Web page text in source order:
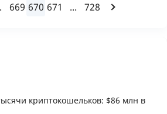
669 670 671 ... 728
криптокошельков: $86 млн в